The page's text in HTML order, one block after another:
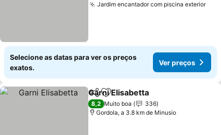
Jardim encantador com piscina exterior
Selecione as datas para ver os preços
exatos.
Ver preços
PartilharAdicionar aos favoritos
Garni Elisabetta
8,2 Muito boa
336
Gordola, a 3.8 km de Minusio